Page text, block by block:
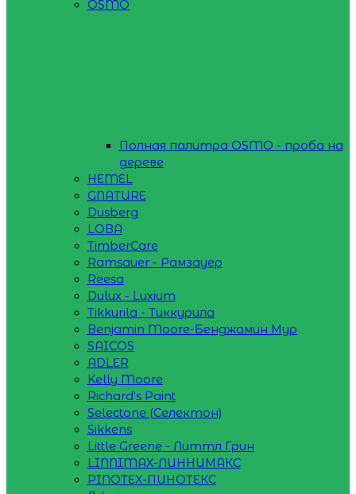
OSMO
Полная палитра OSMO - проба на
дереве
HEMEL
GNATURE
Dusberg
LOBA
TimberCare
Ramsauer - Рамзауер
Reesa
Dulux - Luxium
Tikkurila - Тиккурила
Benjamin Moore-Бенджамин Мур
SAICOS
ADLER
Kelly Moore
Richard's Paint
Selectone (Селектон)
Sikkens
Little Greene - Литтл Грин
LINNIMAX-ЛИННИМАКС
PINOTEX-ПИНОТЕКС